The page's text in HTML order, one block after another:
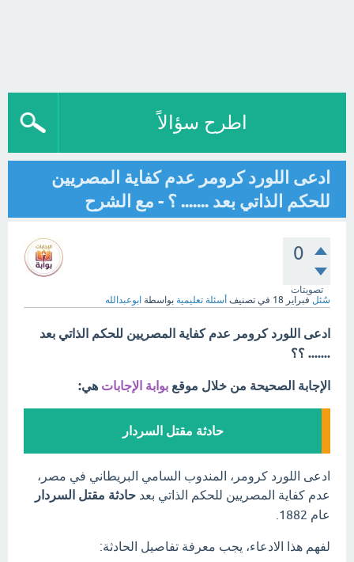
اطرح سؤالاً
ادعى اللورد كرومر عدم كفاية المصريين
للحكم الذاتي بعد ....... ؟ - مع الشرح
0
تصويتات
سُئل فبراير 18 في تصنيف أسئلة تعليمية بواسطة ابوعبدالله
ادعى اللورد كرومر عدم كفاية المصريين للحكم الذاتي بعد
....... ؟؟
الإجابة الصحيحة من خلال موقع بوابة الإجابات هي:
حادثة مقتل السردار
ادعى اللورد كرومر، المندوب السامي البريطاني في مصر،
عدم كفاية المصريين للحكم الذاتي بعد حادثة مقتل السردار
عام 1882.
لفهم هذا الادعاء، يجب معرفة تفاصيل الحادثة: